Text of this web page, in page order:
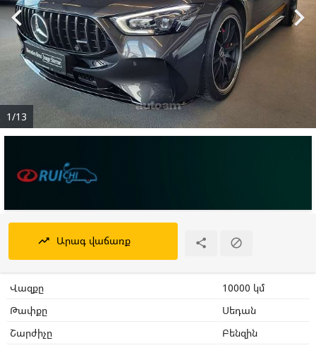
1/13
 
trending_up Արագ վաճառք  
Վազքը
10000 կմ
Թափքը
Սեդան
Շարժիչը
Բենզին